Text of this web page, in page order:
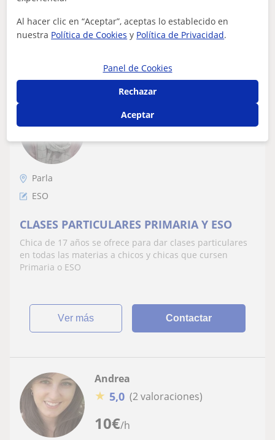
12€/h 1ª clase gratis
Parla
ESO
CLASES PARTICULARES PRIMARIA Y ESO
Chica de 17 años se ofrece para dar clases particulares
en todas las materias a chicos y chicas que cursen
Primaria o ESO
ver más Contactar
10€/h
Andrea
★ 5,0 (2 valoraciones)
Al hacer clic en “Aceptar”, aceptas lo establecido en
nuestra Política de Cookies y Política de Privacidad.
Panel de Cookies
Rechazar
Aceptar